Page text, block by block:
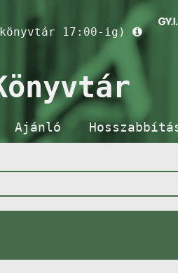
17:00-ig)
Ajánló